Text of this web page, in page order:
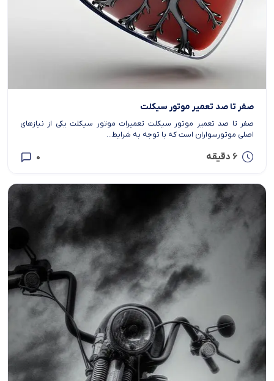
صفر تا صد تعمیر موتور سیکلت
صفر تا صد تعمیر موتور سیکلت تعمیرات موتور سیکلت یکی از نیازهای
اصلی موتورسواران است که با توجه به شرایط...
6 دقیقه 0